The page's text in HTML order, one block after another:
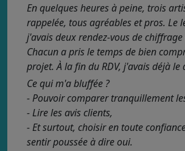
En quelques heures à peine, trois
rappelée, tous agréables et pros. Le
j'avais deux rendez-vous de
Chacun a pris le temps de bien
projet. À la fin du RDV, j'avais déjà le
Ce qui m'a bluffée ?
- Pouvoir comparer tranquillement
- Lire les avis clients,
- Et surtout, choisir en toute
sentir poussée à dire oui.